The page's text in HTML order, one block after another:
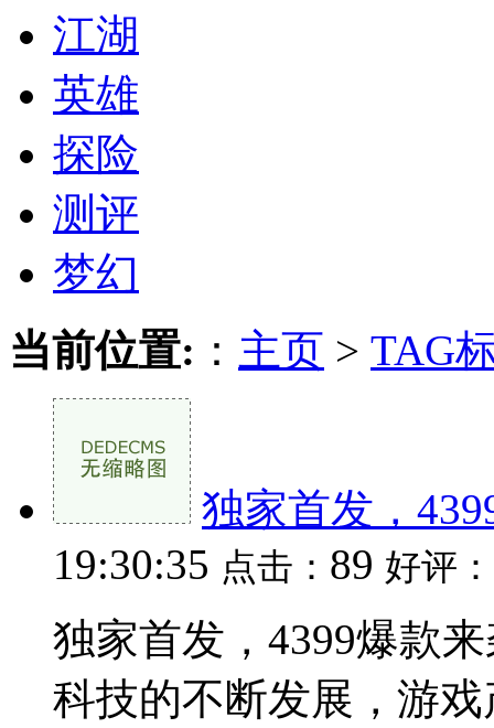
江湖
英雄
探险
测评
梦幻
当前位置: ： 主页 > TAG
独家首发，
19:30:35 点击： 89 好评：
独家首发，4399爆款
科技的不断发展，游